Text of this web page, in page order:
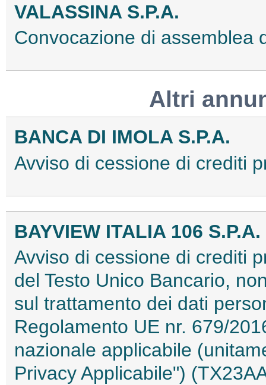
VALASSINA S.P.A.
Convocazione di assemblea
Altri
BANCA DI IMOLA S.P.A.
Avviso di cessione di crediti
BAYVIEW ITALIA 106 S.P.A.
Avviso di cessione di crediti
del Testo Unico Bancario,
sul trattamento dei dati
Regolamento UE nr. 679/
nazionale applicabile
Privacy Applicabile")